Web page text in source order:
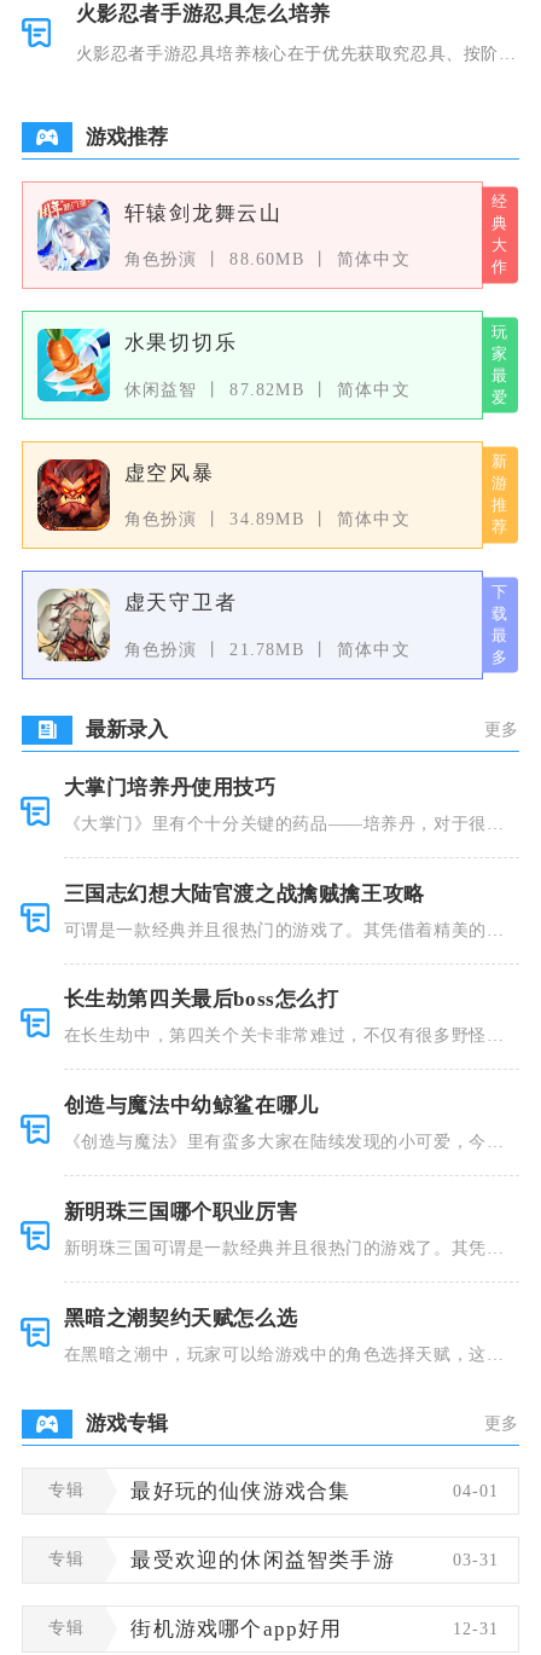
火影忍者手游忍具怎么培养
火影忍者手游忍具培养核心在于优先获取究忍具、按阶段
游戏推荐
轩辕剑龙舞云山
角色扮演 88.60MB 简体中文
水果切切乐
休闲益智 87.82MB 简体中文
虚空风暴
角色扮演 34.89MB 简体中文
虚天守卫者
角色扮演 21.78MB 简体中文
最新录入 更多
大掌门培养丹使用技巧
《大掌门》里有个十分关键的药品——培养丹，对于很多
三国志幻想大陆官渡之战擒贼擒王攻略
可谓是一款经典并且很热门的游戏了。其凭借着精美的画
长生劫第四关最后boss怎么打
在长生劫中，第四关个关卡非常难过，不仅有很多野怪，
创造与魔法中幼鲸鲨在哪儿
《创造与魔法》里有蛮多大家在陆续发现的小可爱，今天
新明珠三国哪个职业厉害
新明珠三国可谓是一款经典并且很热门的游戏了。其凭借
黑暗之潮契约天赋怎么选
在黑暗之潮中，玩家可以给游戏中的角色选择天赋，这些
游戏专辑 更多
专辑 最好玩的仙侠游戏合集 04-01
专辑 最受欢迎的休闲益智类手游 03-31
专辑 街机游戏哪个app好用 12-31